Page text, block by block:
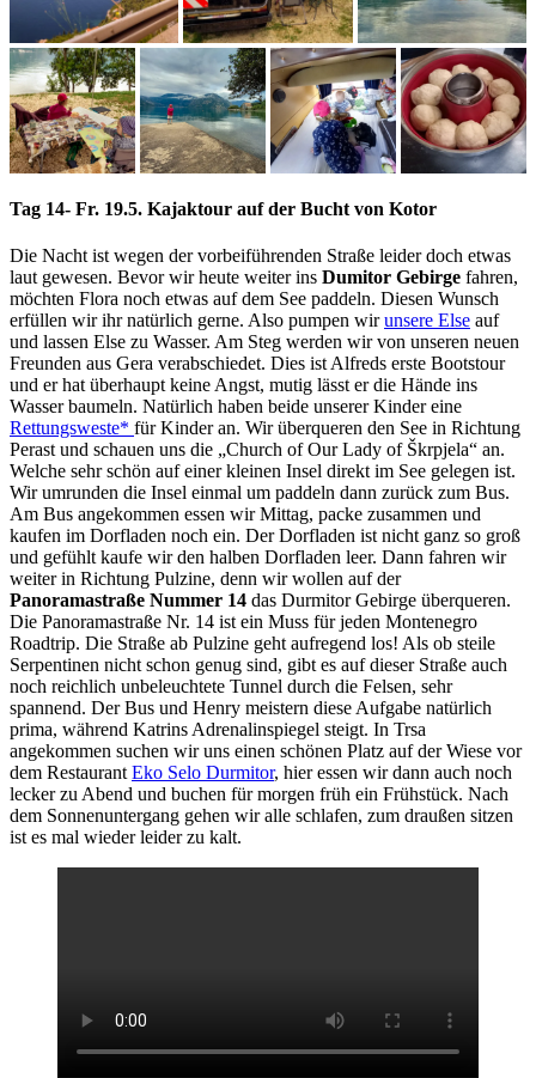
Tag 14- Fr. 19.5. Kajaktour auf der Bucht von Kotor
Die Nacht ist wegen der vorbeiführenden Straße leider doch etwas
laut gewesen. Bevor wir heute weiter ins Dumitor Gebirge fahren,
möchten Flora noch etwas auf dem See paddeln. Diesen Wunsch
erfüllen wir ihr natürlich gerne. Also pumpen wirunsere Else auf
und lassen Else zu Wasser. Am Steg werden wir von unseren neuen
Freunden aus Gera verabschiedet. Dies ist Alfreds erste Bootstour
und er hat überhaupt keine Angst, mutig lässt er die Hände ins
Wasser baumeln. Natürlich haben beide unserer Kinder eine
Rettungsweste* für Kinder an. Wir überqueren den See in Richtung
Perast und schauen uns die „Church of Our Lady of Škrpjela“ an.
Welche sehr schön auf einer kleinen Insel direkt im See gelegen ist.
Wir umrunden die Insel einmal um paddeln dann zurück zum Bus.
Am Bus angekommen essen wir Mittag, packe zusammen und
kaufen im Dorfladen noch ein. Der Dorfladen ist nicht ganz so groß
und gefühlt kaufe wir den halben Dorfladen leer. Dann fahren wir
weiter in Richtung Pulzine, denn wir wollen auf der
Panoramastraße Nummer 14 das Durmitor Gebirge überqueren.
Die Panoramastraße Nr. 14 ist ein Muss für jeden Montenegro
Roadtrip. Die Straße ab Pulzine geht aufregend los! Als ob steile
Serpentinen nicht schon genug sind, gibt es auf dieser Straße auch
noch reichlich unbeleuchtete Tunnel durch die Felsen, sehr
spannend. Der Bus und Henry meistern diese Aufgabe natürlich
prima, während Katrins Adrenalinspiegel steigt. In Trsa
angekommen suchen wir uns einen schönen Platz auf der Wiese vor
dem Restaurant Eko Selo Durmitor, hier essen wir dann auch noch
lecker zu Abend und buchen für morgen früh ein Frühstück. Nach
dem Sonnenuntergang gehen wir alle schlafen, zum draußen sitzen
ist es mal wieder leider zu kalt.